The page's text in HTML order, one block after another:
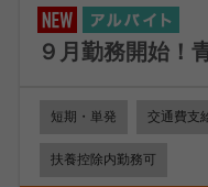
９月勤務開始！
短期・単発 交通費支
扶養控除内勤務可